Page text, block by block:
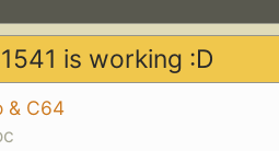
is working :D
& C64